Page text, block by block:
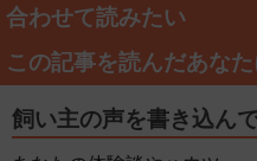
合わせて読みたい
この記事を読んだあな
飼い主の声を書き込ん